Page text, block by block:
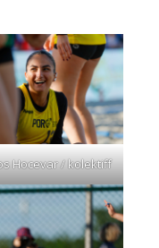
Hocevar / kolektiff